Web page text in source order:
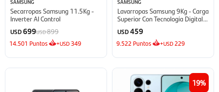
SAMSUNG
Secarropas Samsung 11.5Kg -
Inverter AI Control
USD699USD899
14.501 Puntos +USD 349
SAMSUNG
Lavarropas Samsung 9Kg - Carga
Superior Con Tecnología Digital
Inverter
USD459
9.522 Puntos +USD 229
19